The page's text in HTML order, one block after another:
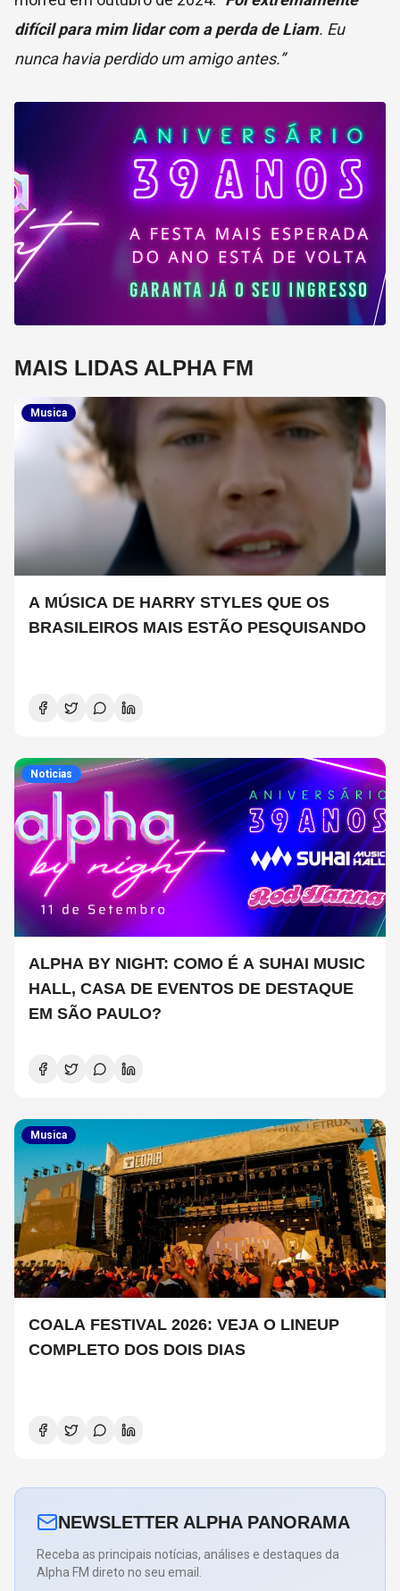
difícil para mim lidar com a perda de Liam. Eu
nunca havia perdido um amigo antes.”
MAIS LIDAS ALPHA FM
Musica
A MÚSICA DE HARRY STYLES QUE OS
BRASILEIROS MAIS ESTÃO PESQUISANDO
Noticias
ALPHA BY NIGHT: COMO É A SUHAI MUSIC
HALL, CASA DE EVENTOS DE DESTAQUE
EM SÃO PAULO?
Musica
COALA FESTIVAL 2026: VEJA O LINEUP
COMPLETO DOS DOIS DIAS
NEWSLETTER ALPHA PANORAMA
Receba as principais notícias, análises e destaques da
Alpha FM direto no seu email.